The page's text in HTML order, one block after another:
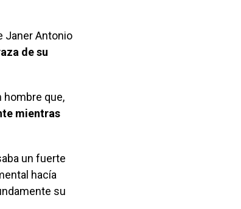
Janer Antonio
de su
hombre que,
mientras
un fuerte
hacía
su